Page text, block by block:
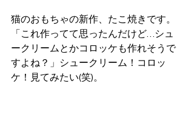
猫のおもちゃの新作、たこ焼きです。
「これ作ってて思ったんだけど…シュ
ークリームとかコロッケも作れそうで
すよね？」シュークリーム！コロッ
ケ！見てみたい(笑)。